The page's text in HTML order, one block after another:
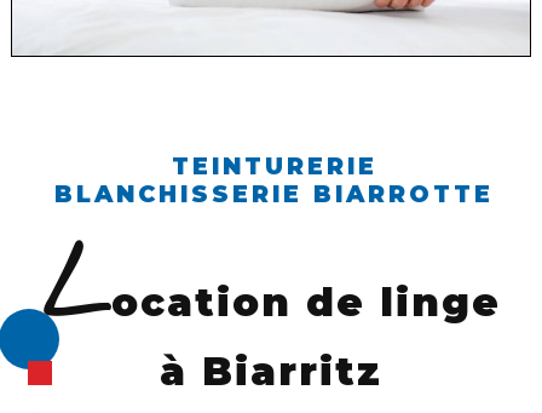
TEINTURERIE
BLANCHISSERIE BIARROTTE
location de linge
à Biarritz